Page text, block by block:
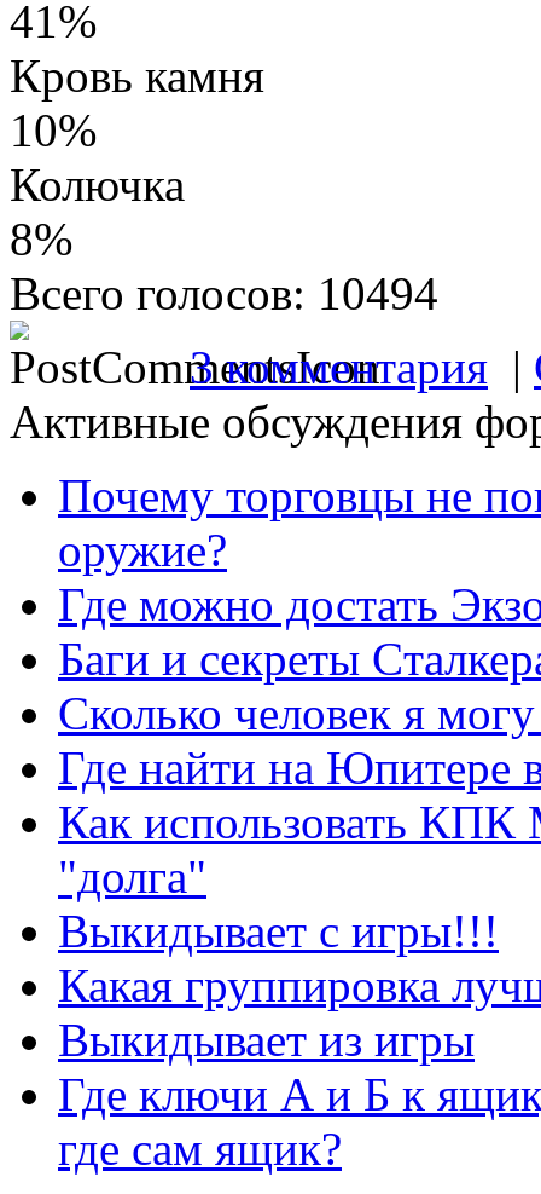
41%
Кровь камня
10%
Колючка
8%
Всего голосов: 10494
3 комментария |
Активные обсуждения
Почему торговцы не
оружие?
Где можно достать
Баги и секреты
Сколько человек я
Где найти на Юпитере
Как использовать
"долга"
Выкидывает с игры!!!
Какая группировка
Выкидывает из игры
Где ключи А и Б к
где сам ящик?